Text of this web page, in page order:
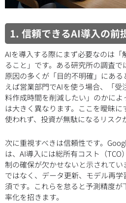
1. 信頼できるAI導入の前
AIを導入する際にまず必要なのは「
ること」です。ある研究所の調査
原因の多くが「目的不明確」にある
えば営業部門でAIを使う場合、「
料作成時間を削減したい」のかによ
は大きく異なります。ここを曖昧
使われず、投資が無駄になるリスク
次に重視すべきは信頼性です。
は、AI導入には総所有コスト（
制の確保が欠かせないと示されてい
ではなく、データ更新、モデル再
須です。これらを怠ると予測精度
率化を招きます。